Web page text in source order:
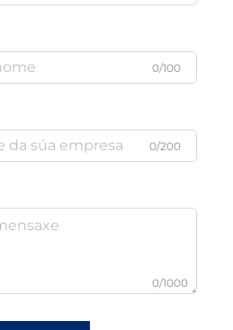
0/100
0/200
0/1000